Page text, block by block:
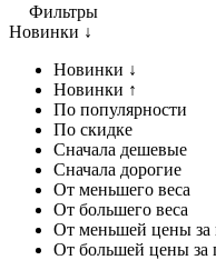
Фильтры
Новинки ↓
Новинки ↓
Новинки ↑
По популярности
По скидке
Сначала дешевые
Сначала дорогие
От меньшего веса
От большего веса
От меньшей цены за
От большей цены за